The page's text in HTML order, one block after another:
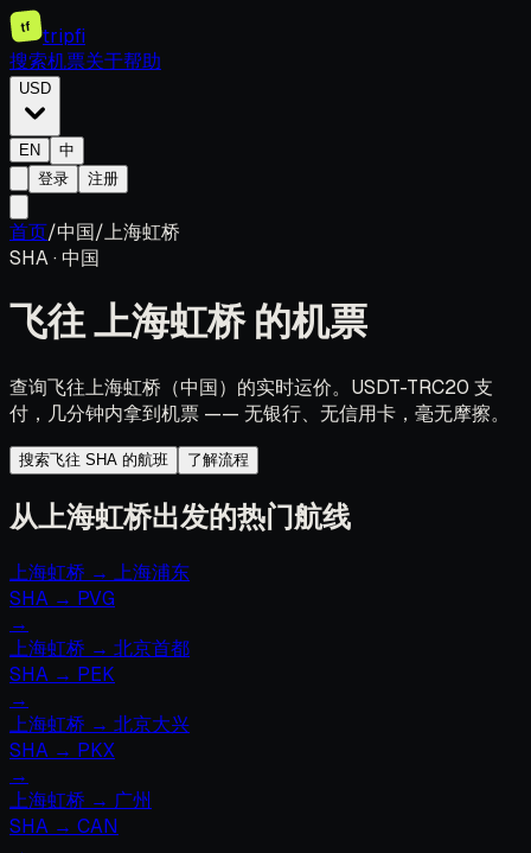
tf
tripfi
搜索机票关于帮助
USD
EN
中
登录
注册
首页/中国/上海虹桥
SHA·中国
飞往上海虹桥的机票
查询飞往上海虹桥（中国）的实时运价。USDT-TRC20 支
付，几分钟内拿到机票 —— 无银行、无信用卡，毫无摩擦。
搜索飞往 SHA 的航班 了解流程
从上海虹桥出发的热门航线
上海虹桥 → 上海浦东
SHA → PVG
→
上海虹桥 → 北京首都
SHA → PEK
→
上海虹桥 → 北京大兴
SHA → PKX
→
上海虹桥 → 广州
SHA → CAN